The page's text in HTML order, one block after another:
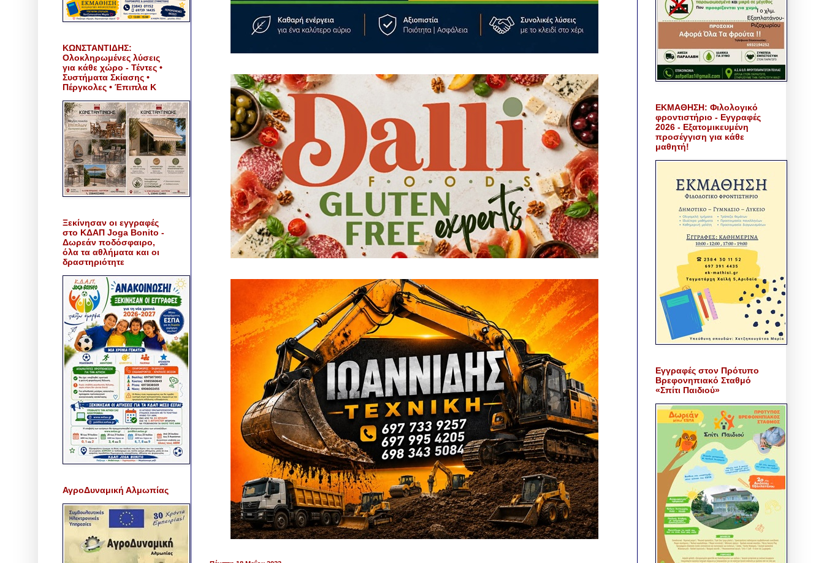
ΚΩΝΣΤΑΝΤΙΔΗΣ:
Ολοκληρωμένες λύσεις
για κάθε χώρο - Τέντες •
Συστήματα Σκίασης •
Πέργκολες • Έπιπλα Κ
Ξεκίνησαν οι εγγραφές
στο ΚΔΑΠ Joga Bonito -
Δωρεάν ποδόσφαιρο,
όλα τα αθλήματα και οι
δραστηριότητε
ΑγροΔυναμική Αλμωπίας
ΕΚΜΑΘΗΣΗ: Φιλολογικό
φροντιστήριο - Εγγραφές
2026 - Εξατομικευμένη
προσέγγιση για κάθε
μαθητή!
Εγγραφές στον Πρότυπο
Βρεφονηπιακό Σταθμό
«Σπίτι Παιδιού»